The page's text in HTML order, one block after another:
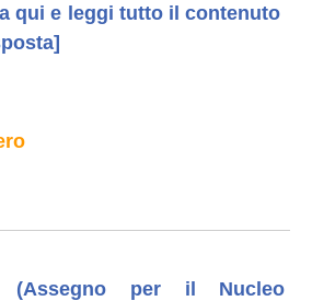
qui e leggi tutto il contenuto
(Assegno per il Nucleo